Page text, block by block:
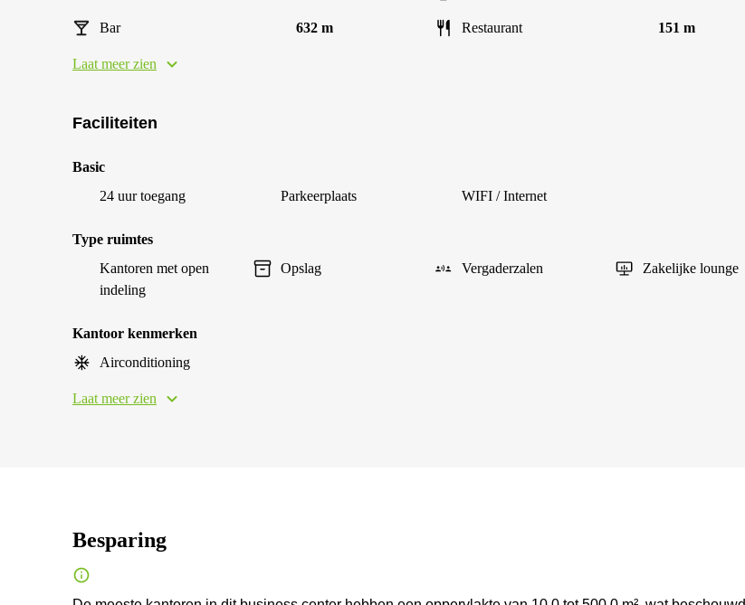
Bar 632 m Restaurant 151 m
Laat meer zien
Faciliteiten
Basic
24 uur toegang
Parkeerplaats WIFI / Internet
Type ruimtes
Kantoren met open
indeling
Opslag Vergaderzalen Zakelijke lounge
Kantoor kenmerken
Airconditioning
Laat meer zien
Besparing